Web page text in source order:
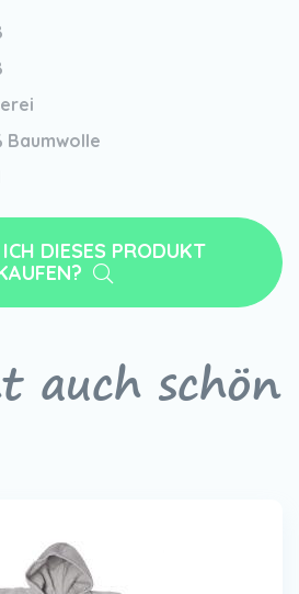
Baumwolle
DIESES PRODUKT
auch schön